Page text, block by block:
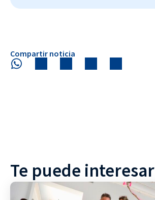
Compartir noticia
Te puede interesar